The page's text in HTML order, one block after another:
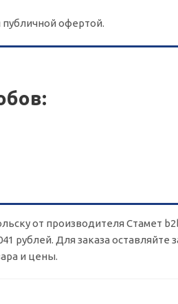
офертой.
от производителя Стамет
рублей. Для заказа оставляйте
и цены.